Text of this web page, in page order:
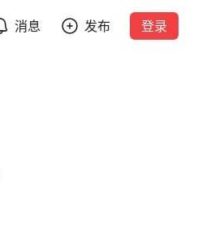
消息 发布 登录